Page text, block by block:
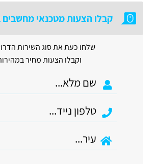
קבלו הצעות מטכנאי מחשבים
שלחו כעת את סוג השירות
וקבלו הצעות מחיר